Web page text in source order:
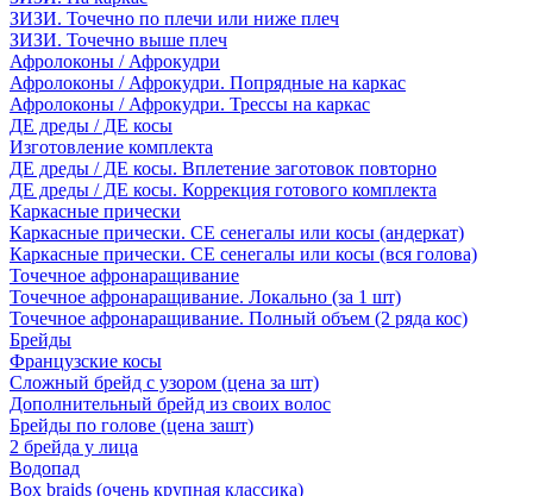
ЗИЗИ. Точечно по плечи или ниже плеч
ЗИЗИ. Точечно выше плеч
Афролоконы / Афрокудри
Афролоконы / Афрокудри. Попрядные на каркас
Афролоконы / Афрокудри. Трессы на каркас
ДЕ дреды / ДЕ косы
Изготовление комплекта
ДЕ дреды / ДЕ косы. Вплетение заготовок повторно
ДЕ дреды / ДЕ косы. Коррекция готового комплекта
Каркасные прически
Каркасные прически. СЕ сенегалы или косы (андеркат)
Каркасные прически. СЕ сенегалы или косы (вся голова)
Точечное афронаращивание
Точечное афронаращивание. Локально (за 1 шт)
Точечное афронаращивание. Полный объем (2 ряда кос)
Брейды
Французские косы
Сложный брейд с узором (цена за шт)
Дополнительный брейд из своих волос
Брейды по голове (цена зашт)
2 брейда у лица
Водопад
Box braids (очень крупная классика)